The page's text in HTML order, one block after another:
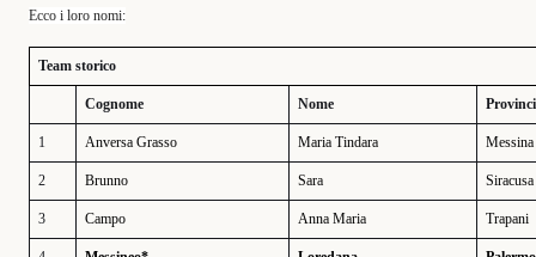
Ecco i loro nomi:
Team storico
Cognome Nome
1 Anversa Grasso Maria Tindara Messina
2 Brunno Sara Siracusa
3 Campo Anna Maria Trapani